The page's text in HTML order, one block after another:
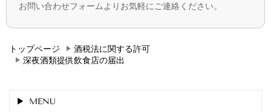
お問い合わせフォームよりお気軽にご連絡ください。
トップページ
酒税法に関する許可
深夜酒類提供飲食店の届出
MENU